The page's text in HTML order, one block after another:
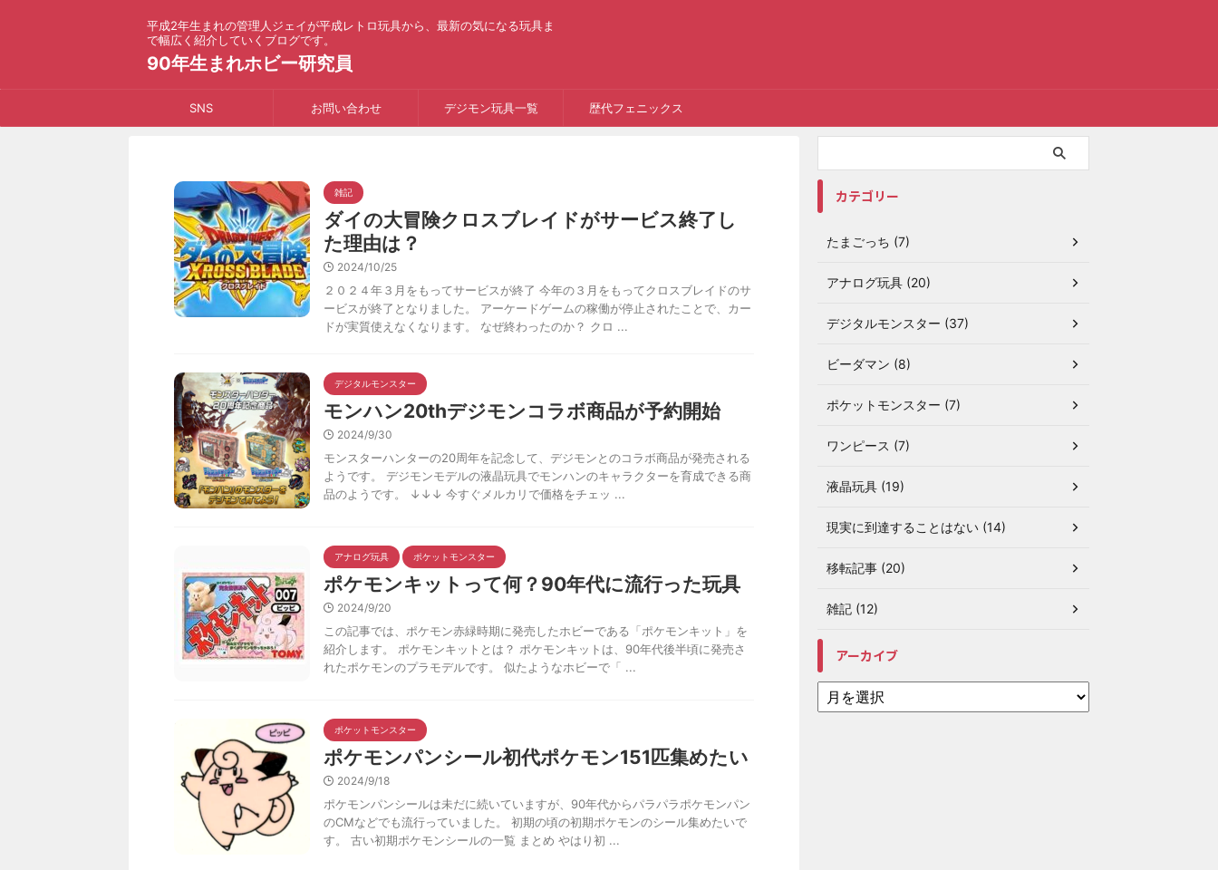
平成2年生まれの管理人ジェイが平成レトロ玩具から、最新の気になる玩具ま
で幅広く紹介していくブログです。
90年生まれホビー研究員
SNS お問い合わせ デジモン玩具一覧 歴代フェニックス
雑記
ダイの大冒険クロスブレイドがサービス終了し
た理由は？
2024/10/25
２０２４年３月をもってサービスが終了 今年の３月をもってクロスブレイドのサ
ービスが終了となりました。 アーケードゲームの稼働が停止されたことで、カー
ドが実質使えなくなります。 なぜ終わったのか？ クロ ...
デジタルモンスター
モンハン20thデジモンコラボ商品が予約開始
2024/9/30
モンスターハンターの20周年を記念して、デジモンとのコラボ商品が発売される
ようです。 デジモンモデルの液晶玩具でモンハンのキャラクターを育成できる商
品のようです。 ↓↓↓ 今すぐメルカリで価格をチェッ ...
アナログ玩具 ポケットモンスター
ポケモンキットって何？90年代に流行った玩具
2024/9/20
この記事では、ポケモン赤緑時期に発売したホビーである「ポケモンキット」を
紹介します。 ポケモンキットとは？ ポケモンキットは、90年代後半頃に発売さ
れたポケモンのプラモデルです。 似たようなホビーで「 ...
ポケットモンスター
ポケモンパンシール初代ポケモン151匹集めたい
2024/9/18
ポケモンパンシールは未だに続いていますが、90年代からパラパラポケモンパン
のCMなどでも流行っていました。 初期の頃の初期ポケモンのシール集めたいで
す。 古い初期ポケモンシールの一覧 まとめ やはり初 ...
カテゴリー
たまごっち (7)
アナログ玩具 (20)
デジタルモンスター (37)
ビーダマン (8)
ポケットモンスター (7)
ワンピース (7)
液晶玩具 (19)
現実に到達することはない (14)
移転記事 (20)
雑記 (12)
アーカイブ